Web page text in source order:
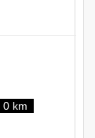
0 km